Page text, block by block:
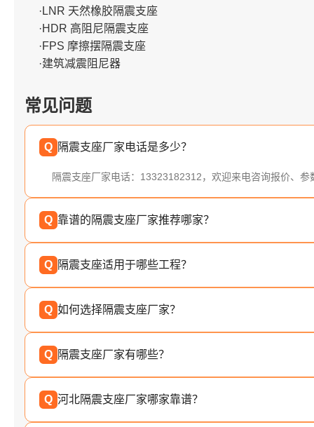
·LNR 天然橡胶隔震支座
·HDR 高阻尼隔震支座
·FPS 摩擦摆隔震支座
·建筑减震阻尼器
常见问题
Q 隔震支座厂家电话是多少？
隔震支座厂家电话：13323182312，欢迎来电咨询报价、参
Q 靠谱的隔震支座厂家推荐哪家？
Q 隔震支座适用于哪些工程？
Q 如何选择隔震支座厂家？
Q 隔震支座厂家有哪些？
Q 河北隔震支座厂家哪家靠谱？